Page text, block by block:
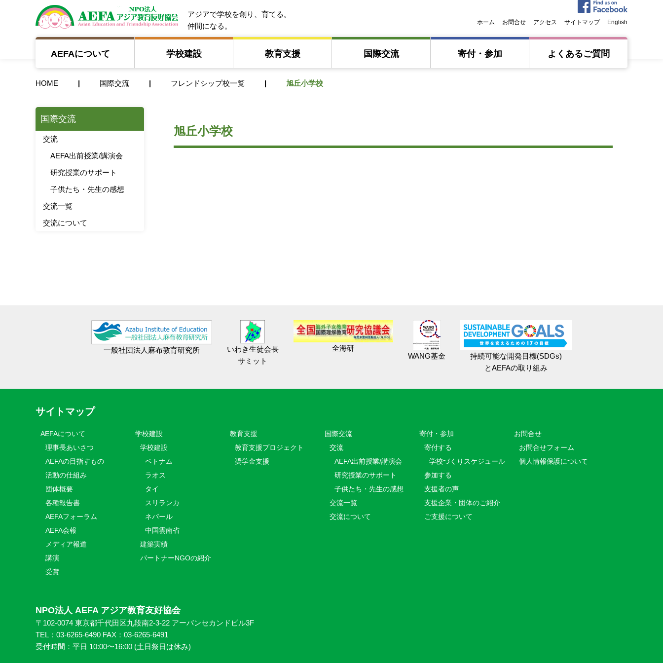
NPO法人 AEFA アジア教育友好協会
アジアで学校を創り、育てる。
仲間になる。
ホーム お問合せ アクセス サイトマップ English
AEFAについて 学校建設 教育⽀援 国際交流 寄付・参加 よくあるご質問
HOME 国際交流 フレンドシップ校一覧 旭丘小学校
旭丘小学校
国際交流
交流
AEFA出前授業/講演会
研究授業のサポート
子供たち・先生の感想
交流一覧
交流について
一般社団法人麻布教育研究所
いわき生徒会長
サミット
全海研
WANG基金
持続可能な開発目標(SDGs)
とAEFAの取り組み
サイトマップ
AEFAについて
理事長あいさつ
AEFAの目指すもの
活動の仕組み
団体概要
各種報告書
AEFAフォーラム
AEFA会報
メディア報道
講演
受賞
学校建設
学校建設
ベトナム
ラオス
タイ
スリランカ
ネパール
中国雲南省
建築実績
パートナーNGOの紹介
教育⽀援
教育⽀援プロジェクト
奨学金支援
国際交流
交流
AEFA出前授業/講演会
研究授業のサポート
子供たち・先生の感想
交流一覧
交流について
寄付・参加
寄付する
学校づくりスケジュール
参加する
支援者の声
支援企業・団体のご紹介
ご支援について
お問合せ
お問合せフォーム
個人情報保護について
NPO法人 AEFA アジア教育友好協会
〒102-0074 東京都千代田区九段南2-3-22 アーバンセカンドビル3F
TEL：03-6265-6490 FAX：03-6265-6491
受付時間：平日 10:00〜16:00 (⼟日祭日は休み)